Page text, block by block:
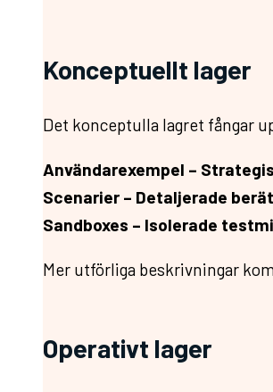
Konceptuellt lager
Det konceptulla lagret fångar
Användarexempel –
Scenarier – Detaljerade
Sandboxes – Isolerade
Mer utförliga beskrivningar
Operativt lager